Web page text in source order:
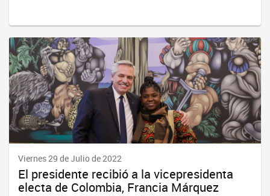
Viernes 29 de Julio de 2022
El presidente recibió a la vicepresidenta
electa de Colombia, Francia Márquez